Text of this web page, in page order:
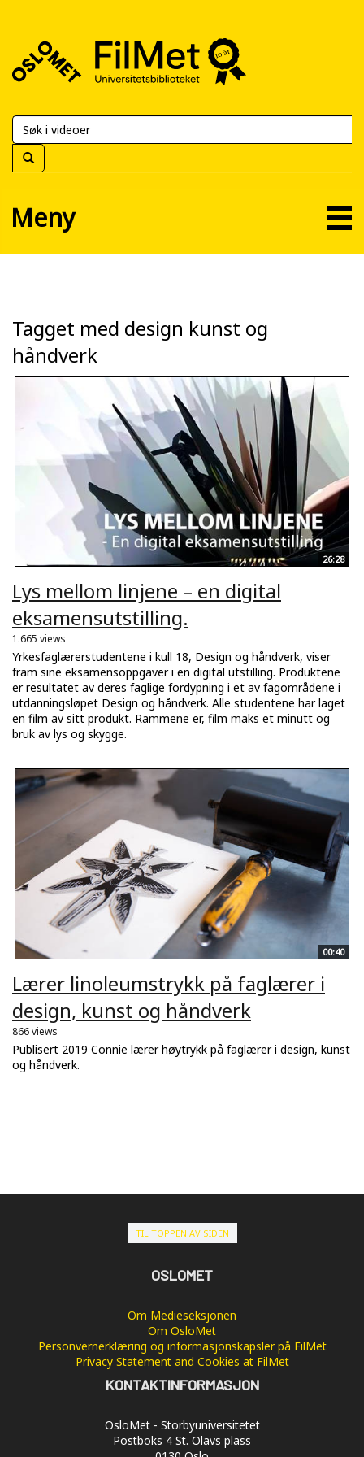
FilMet
Universitetsbiblioteket
Meny
Tagget med design kunst og
håndverk
26:28
Lys mellom linjene – en digital
eksamensutstilling.
1.665 views
Yrkesfaglærerstudentene i kull 18, Design og håndverk, viser
fram sine eksamensoppgaver i en digital utstilling. Produktene
er resultatet av deres faglige fordypning i et av fagområdene i
utdanningsløpet Design og håndverk. Alle studentene har laget
en film av sitt produkt. Rammene er, film maks et minutt og
bruk av lys og skygge.
00:40
Lærer linoleumstrykk på faglærer i
design, kunst og håndverk
866 views
Publisert 2019 Connie lærer høytrykk på faglærer i design, kunst
og håndverk.
TIL TOPPEN AV SIDEN
OSLOMET
Om Medieseksjonen
Om OsloMet
Personvernerklæring og informasjonskapsler på FilMet
Privacy Statement and Cookies at FilMet
KONTAKTINFORMASJON
OsloMet - Storbyuniversitetet
Postboks 4 St. Olavs plass